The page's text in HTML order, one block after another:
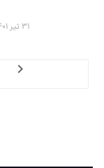
۳۱ تیر ۱۴۰۱